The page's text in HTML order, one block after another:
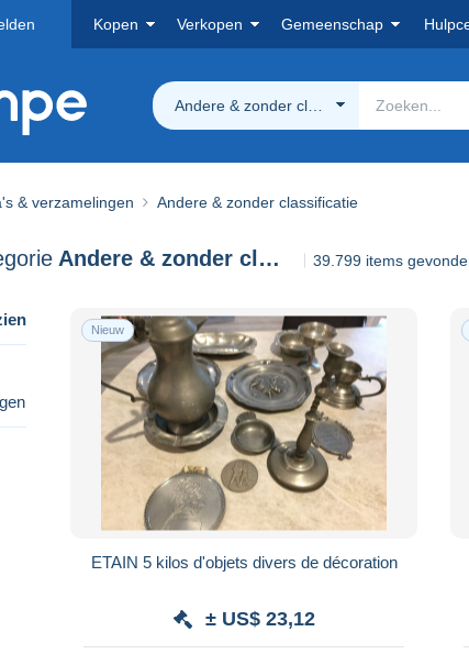
Kopen Verkopen Gemeenschap
Andere & zonder classificatie
& verzamelingen Andere & zonder classificatie
Andere & zonder classificatie 39.799 items
Nieuw
ETAIN 5 kilos d'objets divers de décoration
± US$ 23,12